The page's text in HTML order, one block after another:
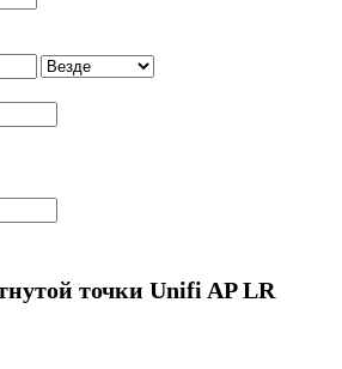
точки Unifi AP LR